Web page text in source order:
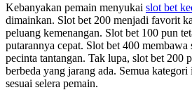
Kebanyakan pemain menyukai slot bet
dimainkan. Slot bet 200 menjadi favorit
peluang kemenangan. Slot bet 100 pun
putarannya cepat. Slot bet 400 membawa
pecinta tantangan. Tak lupa, slot bet 200
berbeda yang jarang ada. Semua
sesuai selera pemain.